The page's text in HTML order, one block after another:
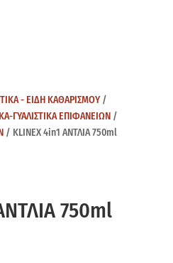
- ΕΙΔΗ ΚΑΘΑΡΙΣΜΟΥ/
ΓΥΑΛΙΣΤΙΚΑ ΕΠΙΦΑΝΕΙΩΝ/
/ KLINEX 4in1 ΑΝΤΛΙΑ 750ml
750ml